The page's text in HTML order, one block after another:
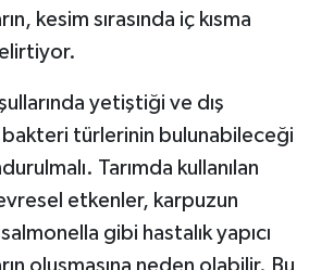
kesim sırasında iç kısma
yetiştiği ve dış
türlerinin bulunabileceği
Tarımda kullanılan
etkenler, karpuzun
gibi hastalık yapıcı
oluşmasına neden olabilir. Bu